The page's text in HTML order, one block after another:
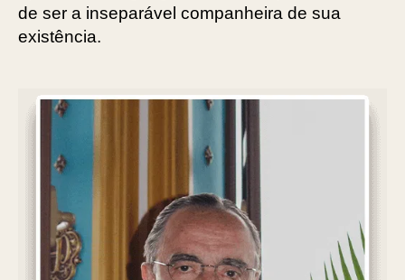
de ser a inseparável companheira de sua
existência.